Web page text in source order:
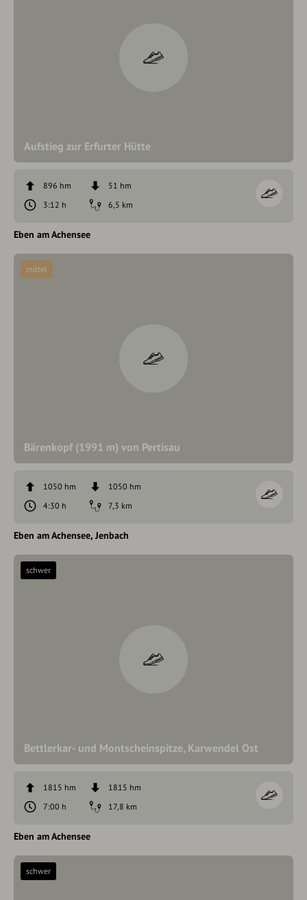
Aufstieg zur Erfurter Hütte
896 hm
51 hm
3:12 h
6,5 km
Eben am Achensee
Bärenkopf (1991 m) von Pertisau
mittel
1050 hm
1050 hm
4:30 h
7,3 km
Eben am Achensee Jenbach
Bettlerkar- und Montscheinspitze, Karwendel Ost
schwer
1815 hm
1815 hm
7:00 h
17,8 km
Eben am Achensee
schwer